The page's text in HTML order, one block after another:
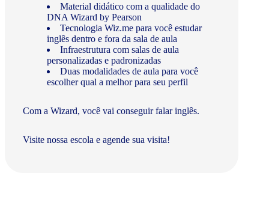
Material didático com a qualidade do
DNA Wizard by Pearson
Tecnologia Wiz.me para você estudar
inglês dentro e fora da sala de aula
Infraestrutura com salas de aula
personalizadas e padronizadas
Duas modalidades de aula para você
escolher qual a melhor para seu perfil
Com a Wizard, você vai conseguir falar inglês.
Visite nossa escola e agende sua visita!